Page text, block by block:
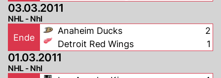
03.03.2011
NHL - Nhl
Ende
Anaheim Ducks
Detroit Red Wings
2
1
01.03.2011
NHL - Nhl